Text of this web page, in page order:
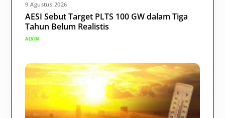
9 Agustus 2026
AESI Sebut Target PLTS 100 GW dalam Tiga
Tahun Belum Realistis
ALVIN